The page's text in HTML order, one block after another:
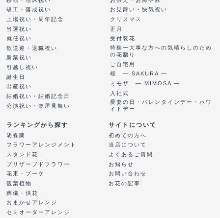
竣工・落成祝い
上場祝い・周年記念
当選祝い
就任祝い
歓送迎・退職祝い
新築祝い
引越し祝い
誕生日
出産祝い
結婚祝い・結婚記念日
公演祝い・楽屋見舞い
お見舞い・快気祝い
クリスマス
正月
受付装花
特集ー大事な方への気晴らしのため
の花贈り
ご自宅用
桜 ― SAKURA ―
ミモザ ― MIMOSA ―
入社式
愛妻の日・バレンタインデー・ホワ
イトデー
ランキングから探す
胡蝶蘭
フラワーアレンジメント
スタンド花
プリザーブドフラワー
花束・ブーケ
観葉植物
葬儀・供花
おまかせアレンジ
セミオーダーアレンジ
サイトについて
初めての方へ
当店について
よくあるご質問
お知らせ
お問い合わせ
お花の記事